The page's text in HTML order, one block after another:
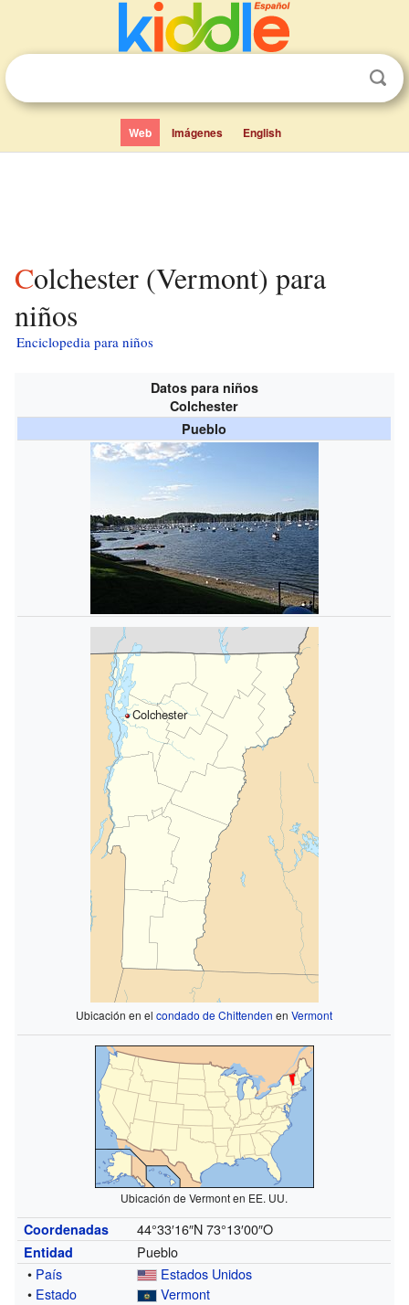
Web Imágenes English
Colchester (Vermont) para
niños
Enciclopedia para niños
Datos para niños
Colchester
Pueblo
Colchester
Ubicación en elcondado de Chittenden enVermont
Ubicación de Vermont en EE. UU.
Coordenadas 44°33′16″N 73°13′00″O
Entidad
Pueblo
• País
Estados Unidos
• Estado
Vermont